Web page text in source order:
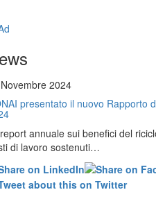
2024
presentato il nuovo Rapporto
annuale sui benefici del
di lavoro sostenuti…